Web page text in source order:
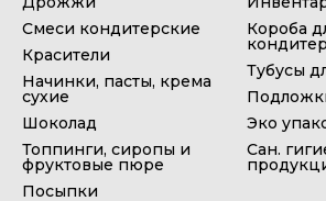
Смеси кондитерские
Красители
Начинки, пасты, крема
сухие
Шоколад
Топпинги, сиропы и
фруктовые пюре
Посыпки
Короба
Тубусы
Эко
Сан.